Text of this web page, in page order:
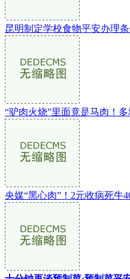
昆明制定学校食物平安办理条
“驴肉火烧”里面竟是马肉！
央媒“黑心肉”！2元收病死牛